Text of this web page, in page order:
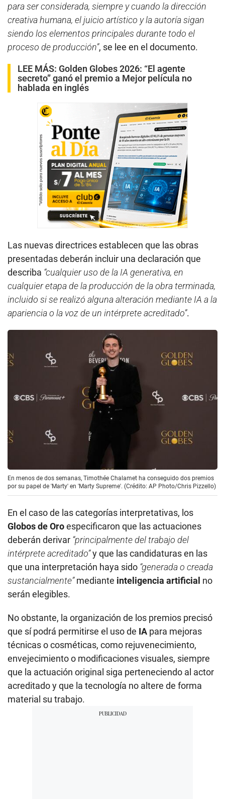
para ser considerada, siempre y cuando la dirección
creativa humana, el juicio artístico y la autoría sigan
siendo los elementos principales durante todo el
proceso de producción”, se lee en el documento.
LEE MÁS: Golden Globes 2026: “El agente
secreto” ganó el premio a Mejor película no
hablada en inglés
Las nuevas directrices establecen que las obras
presentadas deberán incluir una declaración que
describa “cualquier uso de la IA generativa, en
cualquier etapa de la producción de la obra terminada,
incluido si se realizó alguna alteración mediante IA a la
apariencia o la voz de un intérprete acreditado”.
En menos de dos semanas, Timothée Chalamet ha conseguido dos premios
por su papel de 'Marty' en 'Marty Supreme'. (Crédito: AP Photo/Chris Pizzello)
En el caso de las categorías interpretativas, los
Globos de Oroespecificaron que las actuaciones
deberán derivar “principalmente del trabajo del
intérprete acreditado”y que las candidaturas en las
que una interpretación haya sido “generada o creada
sustancialmente”mediante inteligencia artificial no
serán elegibles.
No obstante, la organización de los premios precisó
que sí podrá permitirse el uso de IA para mejoras
técnicas o cosméticas, como rejuvenecimiento,
envejecimiento o modificaciones visuales, siempre
que la actuación original siga perteneciendo al actor
acreditado y que la tecnología no altere de forma
material su trabajo.